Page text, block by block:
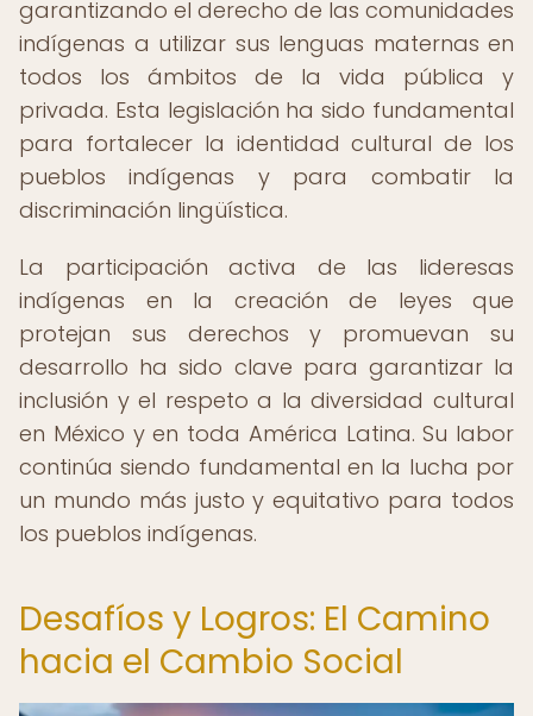
garantizando el derecho de las comunidades
indígenas a utilizar sus lenguas maternas en
todos los ámbitos de la vida pública y
privada. Esta legislación ha sido fundamental
para fortalecer la identidad cultural de los
pueblos indígenas y para combatir la
discriminación lingüística.
La participación activa de las lideresas
indígenas en la creación de leyes que
protejan sus derechos y promuevan su
desarrollo ha sido clave para garantizar la
inclusión y el respeto a la diversidad cultural
en México y en toda América Latina. Su labor
continúa siendo fundamental en la lucha por
un mundo más justo y equitativo para todos
los pueblos indígenas.
Desafíos y Logros: El Camino
hacia el Cambio Social